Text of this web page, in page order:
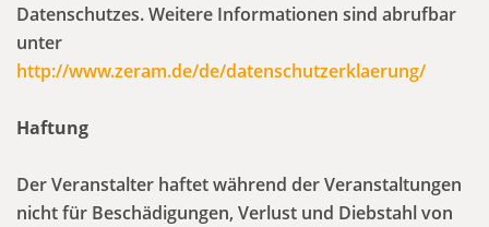
Datenschutzes. Weitere Informationen sind abrufbar
unter
http://www.zeram.de/de/datenschutzerklaerung/
Haftung
Der Veranstalter haftet während der Veranstaltungen
nicht für Beschädigungen, Verlust und Diebstahl von